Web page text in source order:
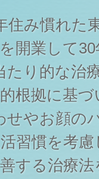
住み慣れた
開業して
たり的な治
根拠に基づ
せやお顔の
習慣を考慮
する治療